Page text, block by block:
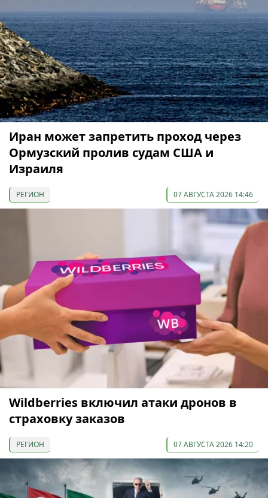
Иран может запретить проход через
Ормузский пролив судам США и
Израиля
РЕГИОН 07 АВГУСТА 2026 14:46
Wildberries включил атаки дронов в
страховку заказов
РЕГИОН 07 АВГУСТА 2026 14:20